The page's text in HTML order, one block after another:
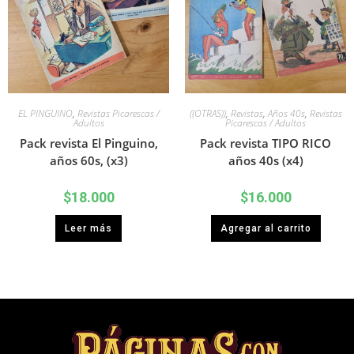
EL PINGUINO, Revistas Picarescas /
Adultos
Pack revista El Pinguino,
años 60s, (x3)
$18.000
Leer más
((OTRAS)), Revistas,Años 40s, Revistas
Picarescas / Adultos
Pack revista TIPO RICO
años 40s (x4)
$16.000
Agregar al carrito